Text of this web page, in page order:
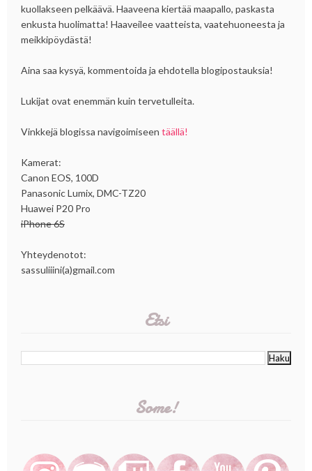
kuollakseen pelkäävä. Haaveena kiertää maapallo, paskasta
enkusta huolimatta! Haaveilee vaatteista, vaatehuoneesta ja
meikkipöydästä!
Aina saa kysyä, kommentoida ja ehdotella blogipostauksia!
Lukijat ovat enemmän kuin tervetulleita.
Vinkkejä blogissa navigoimiseen täällä!
Kamerat:
Canon EOS, 100D
Panasonic Lumix, DMC-TZ20
Huawei P20 Pro
iPhone 6S
Yhteydenotot:
sassuliiini(a)gmail.com
Etsi
Some!